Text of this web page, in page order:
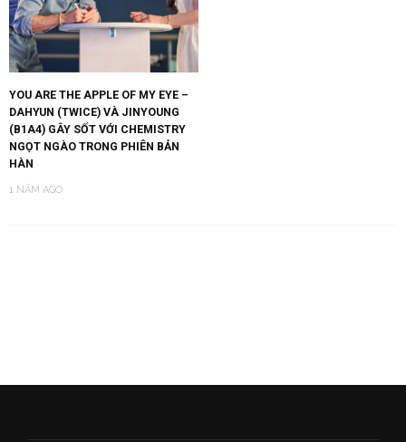
YOU ARE THE APPLE OF MY EYE –
DAHYUN (TWICE) VÀ JINYOUNG
(B1A4) GÂY SỐT VỚI CHEMISTRY
NGỌT NGÀO TRONG PHIÊN BẢN
HÀN
1 NĂM AGO